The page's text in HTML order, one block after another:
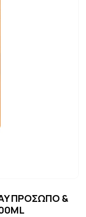
ΠΡΟΣΩΠΟ &